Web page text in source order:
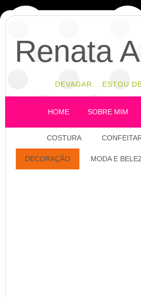
Renata
DEVAGAR... ESTOU
HOME SOBRE MIM
COSTURA
DECORAÇÃO MODA E